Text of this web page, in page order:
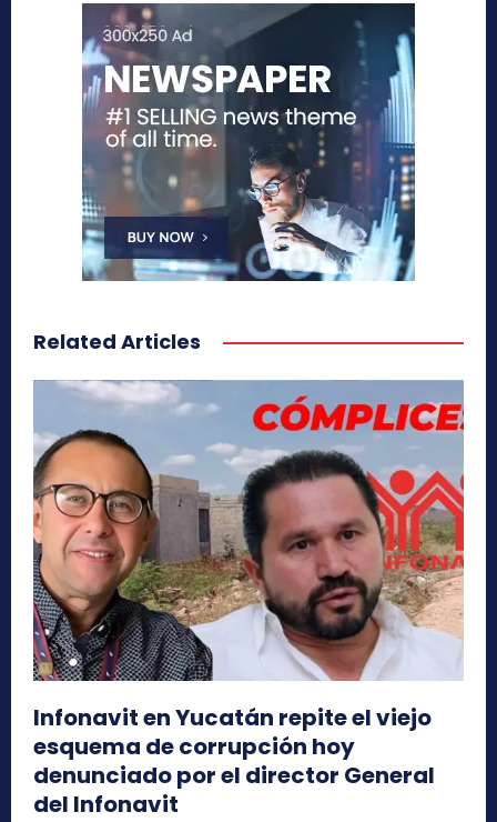
Related Articles
Infonavit en Yucatán repite el viejo
esquema de corrupción hoy
denunciado por el director General
del Infonavit